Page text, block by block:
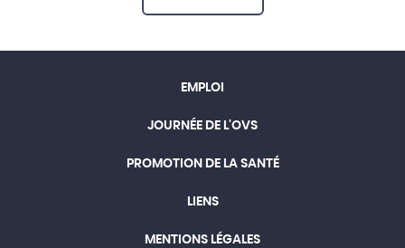
EMPLOI
JOURNÉE DE L'OVS
PROMOTION DE LA SANTÉ
LIENS
MENTIONS LÉGALES